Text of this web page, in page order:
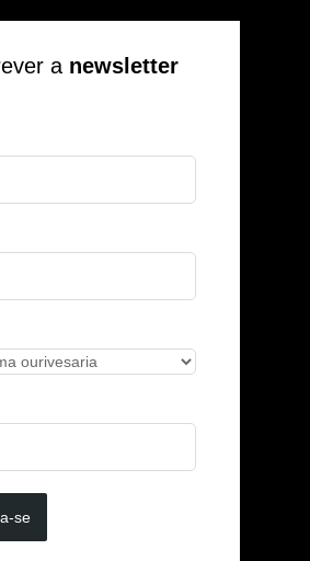
anewsletter
se